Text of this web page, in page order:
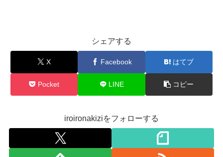
シェアする
X Facebook はてブ
Pocket LINE コピー
iroironakiziをフォローする